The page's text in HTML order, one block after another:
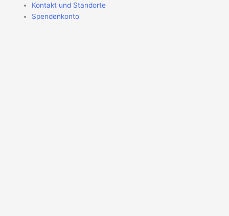
Kontakt und Standorte
Spendenkonto